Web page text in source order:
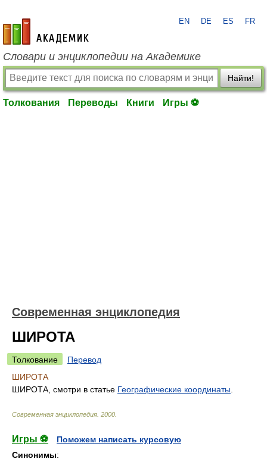
academic.ru
EN DE ES FR
Словари и энциклопедии на Академике
Найти!
Толкования Переводы Книги Игры ⚽
Современная энциклопедия
ШИРОТА
Толкование
Перевод
ШИРОТА
ШИРОТА, смотри в статье Географические координаты
Современная энциклопедия 2000
Игры ⚽
Поможем написать курсовую
Синонимы: